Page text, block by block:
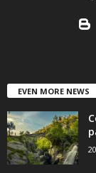
EVEN MORE NEWS